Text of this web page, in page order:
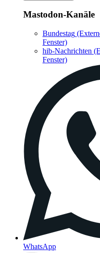
Mastodon-Kanäle
Bundestag
Fenster)
hib-Nachrichten
Fenster)
WhatsApp